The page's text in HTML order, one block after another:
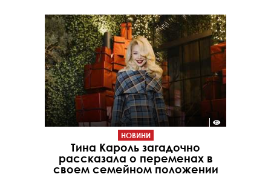
НОВИНИ
Тина Кароль загадочно
рассказала о переменах в
своем семейном положении